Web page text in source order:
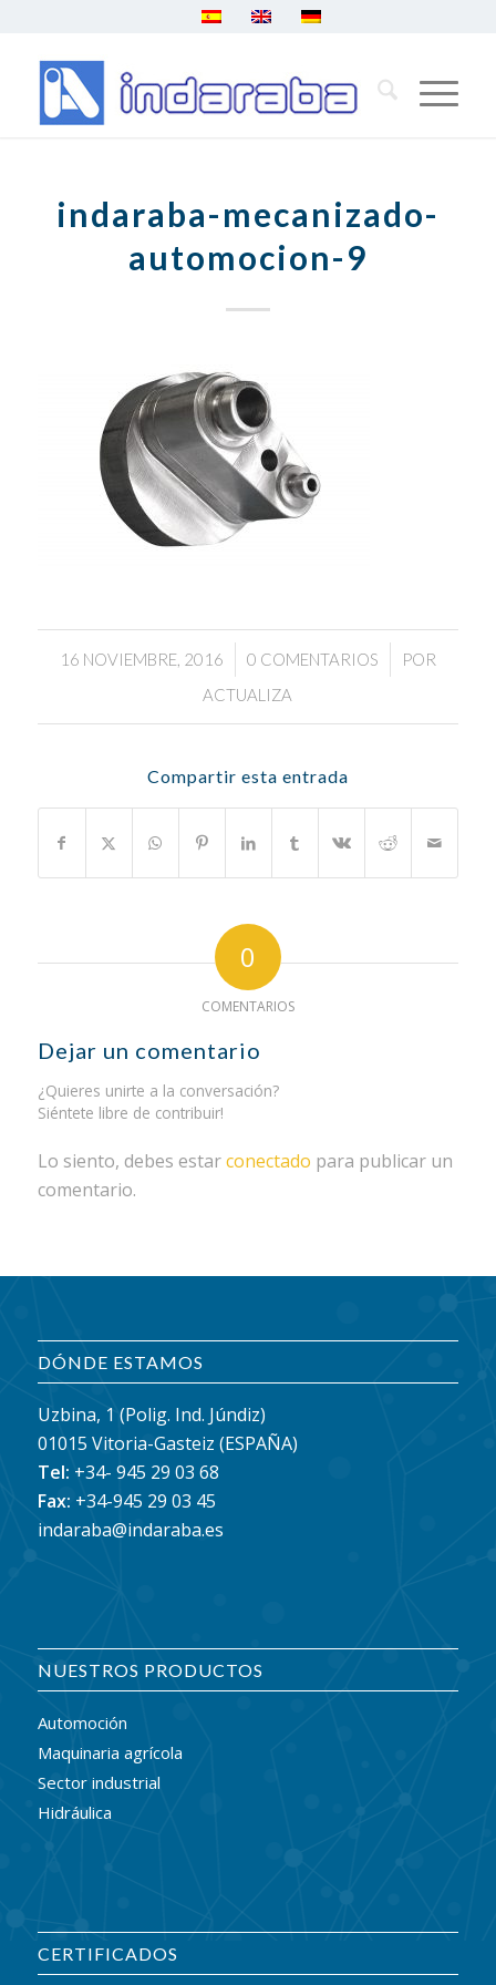
indaraba-mecanizado-
automocion-9
16 NOVIEMBRE, 2016
/ 0 COMENTARIOS
/
POR
ACTUALIZA
Compartir esta entrada
0
COMENTARIOS
Dejar un comentario
¿Quieres unirte a la conversación?
Siéntete libre de contribuir!
Lo siento, debes estarconectado para publicar un
comentario.
DÓNDE ESTAMOS
Uzbina, 1 (Polig. Ind. Júndiz)
01015 Vitoria-Gasteiz (ESPAÑA)
Tel: +34- 945 29 03 68
Fax: +34-945 29 03 45
indaraba@indaraba.es
NUESTROS PRODUCTOS
Automoción
Maquinaria agrícola
Sector industrial
Hidráulica
CERTIFICADOS